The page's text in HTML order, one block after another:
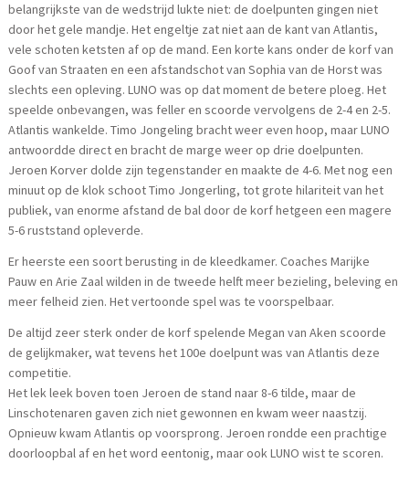
belangrijkste van de wedstrijd lukte niet: de doelpunten gingen niet
door het gele mandje. Het engeltje zat niet aan de kant van Atlantis,
vele schoten ketsten af op de mand. Een korte kans onder de korf van
Goof van Straaten en een afstandschot van Sophia van de Horst was
slechts een opleving. LUNO was op dat moment de betere ploeg. Het
speelde onbevangen, was feller en scoorde vervolgens de 2-4 en 2-5.
Atlantis wankelde. Timo Jongeling bracht weer even hoop, maar LUNO
antwoordde direct en bracht de marge weer op drie doelpunten.
Jeroen Korver dolde zijn tegenstander en maakte de 4-6. Met nog een
minuut op de klok schoot Timo Jongerling, tot grote hilariteit van het
publiek, van enorme afstand de bal door de korf hetgeen een magere
5-6 ruststand opleverde.
Er heerste een soort berusting in de kleedkamer. Coaches Marijke
Pauw en Arie Zaal wilden in de tweede helft meer bezieling, beleving en
meer felheid zien. Het vertoonde spel was te voorspelbaar.
De altijd zeer sterk onder de korf spelende Megan van Aken scoorde
de gelijkmaker, wat tevens het 100e doelpunt was van Atlantis deze
competitie.
Het lek leek boven toen Jeroen de stand naar 8-6 tilde, maar de
Linschotenaren gaven zich niet gewonnen en kwam weer naastzij.
Opnieuw kwam Atlantis op voorsprong. Jeroen rondde een prachtige
doorloopbal af en het word eentonig, maar ook LUNO wist te scoren.